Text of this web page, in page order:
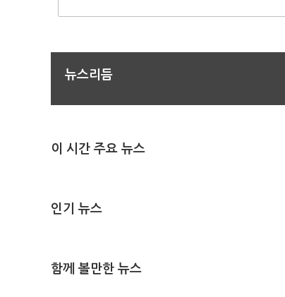
뉴스리듬
이 시간 주요 뉴스
인기 뉴스
함께 볼만한 뉴스